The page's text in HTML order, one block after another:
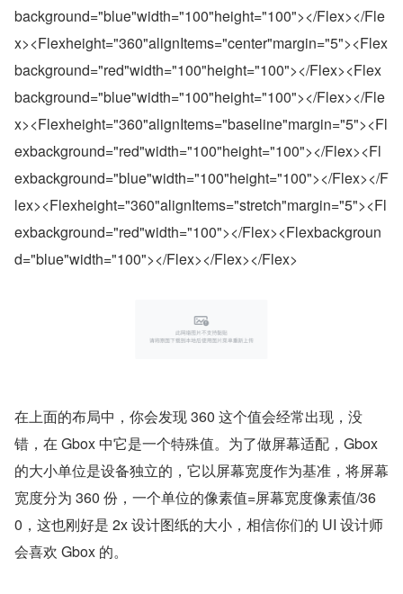
background="blue"width="100"height="100"></Flex></Fle
x><Flexheight="360"alignItems="center"margin="5"><Flex
background="red"width="100"height="100"></Flex><Flex
background="blue"width="100"height="100"></Flex></Fle
x><Flexheight="360"alignItems="baseline"margin="5"><Fl
exbackground="red"width="100"height="100"></Flex><Fl
exbackground="blue"width="100"height="100"></Flex></F
lex><Flexheight="360"alignItems="stretch"margin="5"><Fl
exbackground="red"width="100"></Flex><Flexbackgroun
d="blue"width="100"></Flex></Flex></Flex>
在上面的布局中，你会发现 360 这个值会经常出现，没
错，在 Gbox 中它是一个特殊值。为了做屏幕适配，Gbox
的大小单位是设备独立的，它以屏幕宽度作为基准，将屏幕
宽度分为 360 份，一个单位的像素值=屏幕宽度像素值/36
0，这也刚好是 2x 设计图纸的大小，相信你们的 UI 设计师
会喜欢 Gbox 的。